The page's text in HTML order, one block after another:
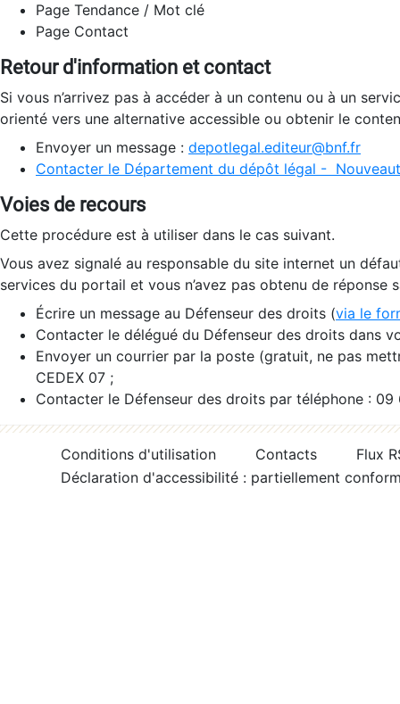
Page Tendance / Mot clé
Page Contact
Retour d'information et contact
Si vous n’arrivez pas à accéder à un contenu ou à un
orienté vers une alternative accessible ou obtenir le
Envoyer un message : depotlegal.editeur@bnf.fr
Contacter le Département du dépôt légal -
Voies de recours
Cette procédure est à utiliser dans le cas suivant.
Vous avez signalé au responsable du site internet un
services du portail et vous n’avez pas obtenu de réponse
Écrire un message au Défenseur des droits (via le
Contacter le délégué du Défenseur des droits dans
Envoyer un courrier par la poste (gratuit, ne pas
CEDEX 07 ;
Contacter le Défenseur des droits par téléphone :
Conditions d'utilisation Contacts
Flux
Déclaration d'accessibilité : partiellement